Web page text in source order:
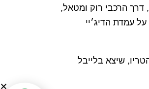
דרך הרכבי רוק ומטאל,
עמדת הדיג׳יי
שיצא בלייבל